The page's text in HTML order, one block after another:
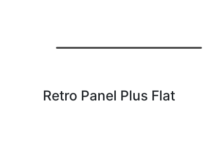
Retro Panel Plus Flat